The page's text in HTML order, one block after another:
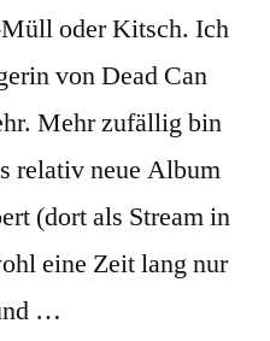
oder Kitsch. Ich
von Dead Can
Mehr zufällig bin
relativ neue Album
(dort als Stream in
eine Zeit lang nur
…